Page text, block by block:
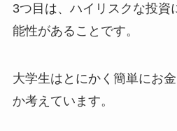
3つ目は、ハイリスクな投資
能性があることです。
大学生はとにかく簡単にお
か考えています。